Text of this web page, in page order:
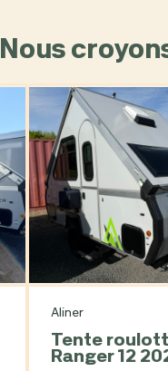
Nous
Aliner
Tente roulotte Aliner
Ranger 12